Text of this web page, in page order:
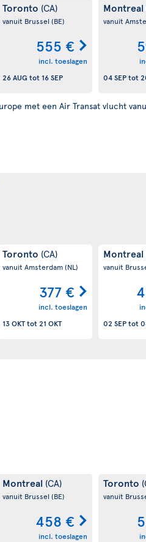
Toronto (CA)
vanuit Brussel (BE)
555 €
incl. toeslagen
26 AUG tot 16 SEP
Montreal
vanuit
04 SEPtot
met een Air Transat vlucht
Toronto (CA)
vanuit Amsterdam(NL)
377 €
incl. toeslagen
13 OKTtot 21 OKT
Montreal
vanuit
02 SEPtot
Montreal (CA)
vanuit Brussel (BE)
458 €
incl. toeslagen
Toronto
vanuit